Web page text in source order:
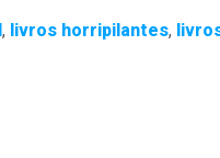
, livros horripilantes,